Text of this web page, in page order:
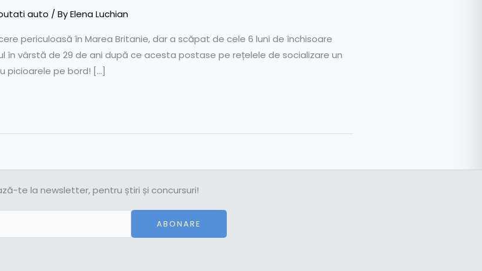
auto / ByElena Luchian
periculoasă în Marea Britanie, dar a scăpat de cele 6 luni de închisoare
în vârstă de 29 de ani după ce acesta postase pe rețelele de socializare un
picioarele pe bord! […]
te la newsletter, pentru știri și concursuri!
ABONARE